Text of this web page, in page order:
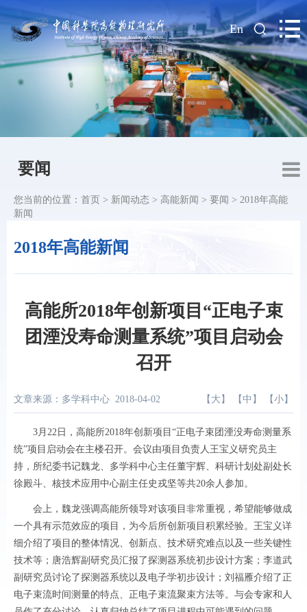
| En
要闻
2018年高能新闻
您当前的位置： 首页 > 新闻动态 > 高能新闻 > 要闻 > 2018年高能
新闻
高能所2018年创新项目“正电子束
团湮没寿命测量系统”项目启动会
召开
文章来源：多学科中心 2018-04-02 【 大 】 【 中 】 【 小 】
3月22日，高能所2018年创新项目“正电子束团湮没寿命测量系
统”项目启动会在主楼召开。会议由项目负责人王宝义研究员主
持，所纪委书记魏龙、多学科中心主任董宇辉、科研计划处副处长
徐殿斗、核技术应用中心副主任史戎坚等共20余人参加。
会上，魏龙强调高能所领导对该项目非常重视，希望能够做成
一个具有示范效应的项目，为今后所创新项目积累经验。王宝义详
细介绍了项目的整体情况、创新点、技术研究难点以及一些关键性
技术等；唐浩辉副研究员汇报了探测器系统初步设计方案；李道武
副研究员讨论了探测器系统以及电子学初步设计；刘福雁介绍了正
电子束流时间测量的特点、正电子束流聚束方法等。与会专家和人